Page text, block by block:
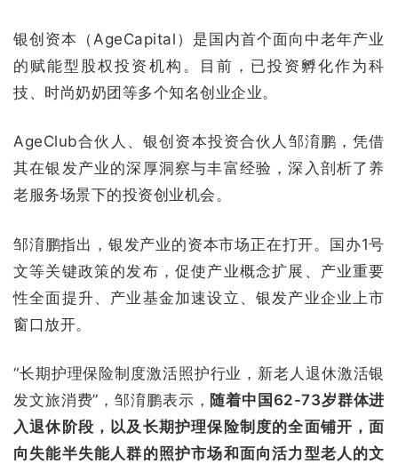
银创资本（AgeCapital）是国内首个面向中老年产业
的赋能型股权投资机构。目前，已投资孵化作为科
技、时尚奶奶团等多个知名创业企业。
AgeClub合伙人、银创资本投资合伙人邹淯鹏，凭借
其在银发产业的深厚洞察与丰富经验，深入剖析了养
老服务场景下的投资创业机会。
邹淯鹏指出，银发产业的资本市场正在打开。国办1号
文等关键政策的发布，促使产业概念扩展、产业重要
性全面提升、产业基金加速设立、银发产业企业上市
窗口放开。
“长期护理保险制度激活照护行业，新老人退休激活银
发文旅消费”，邹淯鹏表示， 随着中国62-73岁群体进
入退休阶段，以及长期护理保险制度的全面铺开，面
向失能半失能人群的照护市场和面向活力型老人的文